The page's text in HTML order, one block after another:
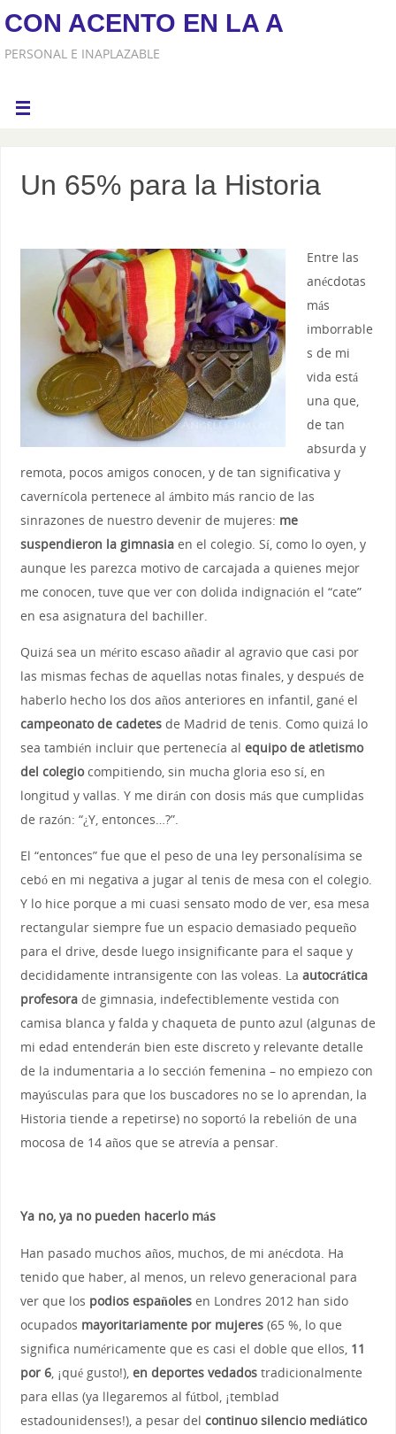
CON ACENTO EN LA A
PERSONAL E INAPLAZABLE
Un 65% para la Historia
Entre las
anécdotas
más
imborrable
s de mi
vida está
una que,
de tan
absurda y
remota, pocos amigos conocen, y de tan significativa y
cavernícola pertenece al ámbito más rancio de las
sinrazones de nuestro devenir de mujeres: me
suspendieron la gimnasiaen el colegio. Sí, como lo oyen, y
aunque les parezca motivo de carcajada a quienes mejor
me conocen, tuve que ver con dolida indignación el “cate”
en esa asignatura del bachiller.
Quizá sea un mérito escaso añadir al agravio que casi por
las mismas fechas de aquellas notas finales, y después de
haberlo hecho los dos años anteriores en infantil, gané el
campeonato de cadetesde Madrid de tenis. Como quizá lo
sea también incluir que pertenecía al equipo de atletismo
del colegiocompitiendo, sin mucha gloria eso sí, en
longitud y vallas. Y me dirán con dosis más que cumplidas
de razón: “¿Y, entonces…?”.
El “entonces” fue que el peso de una ley personalísima se
cebó en mi negativa a jugar al tenis de mesa con el colegio.
Y lo hice porque a mi cuasi sensato modo de ver, esa mesa
rectangular siempre fue un espacio demasiado pequeño
para el drive, desde luego insignificante para el saque y
decididamente intransigente con las voleas. La autocrática
profesorade gimnasia, indefectiblemente vestida con
camisa blanca y falda y chaqueta de punto azul (algunas de
mi edad entenderán bien este discreto y relevante detalle
de la indumentaria a lo sección femenina – no empiezo con
mayúsculas para que los buscadores no se lo aprendan, la
Historia tiende a repetirse) no soportó la rebelión de una
mocosa de 14 años que se atrevía a pensar.
Ya no, ya no pueden hacerlo más
Han pasado muchos años, muchos, de mi anécdota. Ha
tenido que haber, al menos, un relevo generacional para
ver que los podios españolesen Londres 2012 han sido
ocupados mayoritariamente por mujeres(65 %, lo que
significa numéricamente que es casi el doble que ellos, 11
por 6, ¡qué gusto!), en deportes vedadostradicionalmente
para ellas (ya llegaremos al fútbol, ¡temblad
estadounidenses!), a pesar del continuo silencio mediático